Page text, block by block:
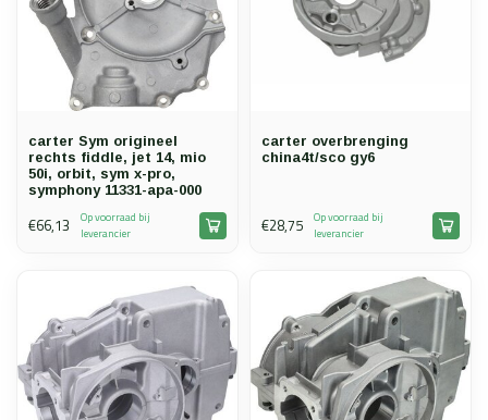
carter Sym origineel
rechts fiddle, jet 14, mio
50i, orbit, sym x-pro,
symphony 11331-apa-000
€66,13
Op voorraad bij
leverancier
carter overbrenging
china4t/sco gy6
€28,75
Op voorraad bij
leverancier